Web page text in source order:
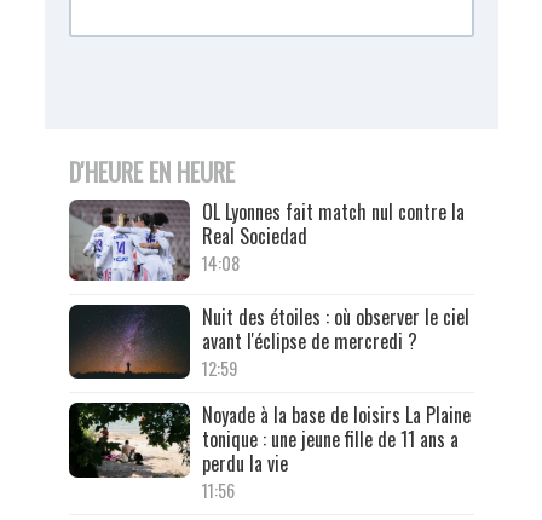
D'HEURE EN HEURE
OL Lyonnes fait match nul contre la
Real Sociedad
14:08
Nuit des étoiles : où observer le ciel
avant l'éclipse de mercredi ?
12:59
Noyade à la base de loisirs La Plaine
tonique : une jeune fille de 11 ans a
perdu la vie
11:56